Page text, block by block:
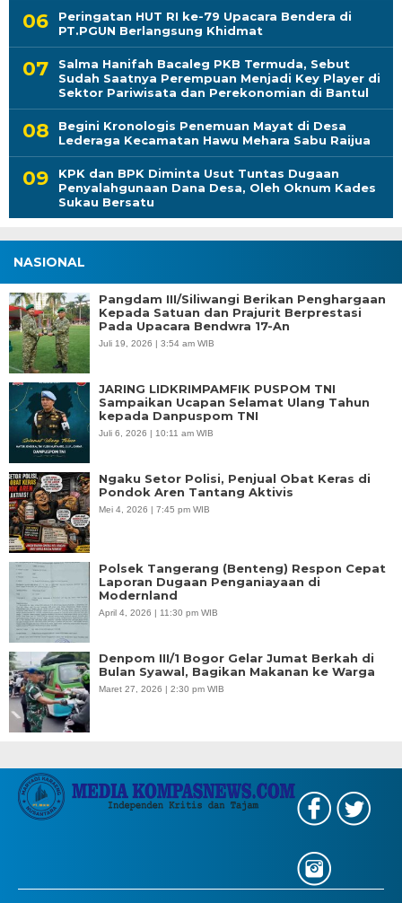
Peringatan HUT RI ke-79 Upacara Bendera di
PT.PGUN Berlangsung Khidmat
Salma Hanifah Bacaleg PKB Termuda, Sebut
Sudah Saatnya Perempuan Menjadi Key Player di
Sektor Pariwisata dan Perekonomian di Bantul
Begini Kronologis Penemuan Mayat di Desa
Lederaga Kecamatan Hawu Mehara Sabu Raijua
KPK dan BPK Diminta Usut Tuntas Dugaan
Penyalahgunaan Dana Desa, Oleh Oknum Kades
Sukau Bersatu
NASIONAL
Pangdam III/Siliwangi Berikan Penghargaan
Kepada Satuan dan Prajurit Berprestasi
Pada Upacara Bendwra 17-An
Juli 19, 2026 | 3:54 am WIB
JARING LIDKRIMPAMFIK PUSPOM TNI
Sampaikan Ucapan Selamat Ulang Tahun
kepada Danpuspom TNI
Juli 6, 2026 | 10:11 am WIB
Ngaku Setor Polisi, Penjual Obat Keras di
Pondok Aren Tantang Aktivis
Mei 4, 2026 | 7:45 pm WIB
Polsek Tangerang (Benteng) Respon Cepat
Laporan Dugaan Penganiayaan di
Modernland
April 4, 2026 | 11:30 pm WIB
Denpom III/1 Bogor Gelar Jumat Berkah di
Bulan Syawal, Bagikan Makanan ke Warga
Maret 27, 2026 | 2:30 pm WIB